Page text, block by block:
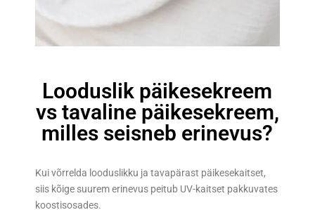
Looduslik päikesekreem
vs tavaline päikesekreem,
milles seisneb erinevus?
Kui võrrelda looduslikku ja tavapärast päikesekaitset,
siis kõige suurem erinevus peitub UV-kaitset pakkuvates
koostisosades.